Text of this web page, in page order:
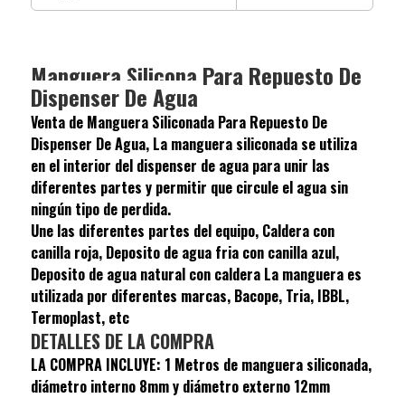
Manguera Silicona Para Repuesto De
Dispenser De Agua
Venta de Manguera Siliconada Para Repuesto De
Dispenser De Agua, La manguera siliconada se utiliza
en el interior del dispenser de agua para unir las
diferentes partes y permitir que circule el agua sin
ningún tipo de perdida.
Une las diferentes partes del equipo, Caldera con
canilla roja, Deposito de agua fria con canilla azul,
Deposito de agua natural con caldera La manguera es
utilizada por diferentes marcas, Bacope, Tria, IBBL,
Termoplast, etc
DETALLES DE LA COMPRA
LA COMPRA INCLUYE: 1 Metros de manguera siliconada,
diámetro interno 8mm y diámetro externo 12mm